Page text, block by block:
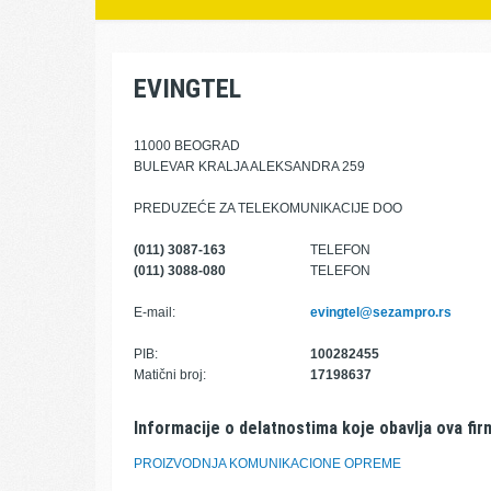
EVINGTEL
11000 BEOGRAD
BULEVAR KRALJA ALEKSANDRA 259
PREDUZEĆE ZA TELEKOMUNIKACIJE DOO
(011) 3087-163
TELEFON
(011) 3088-080
TELEFON
E-mail: evingtel@sezampro.rs
PIB:
100282455
Matični broj:
17198637
Informacije o delatnostima koje obavlja ova
PROIZVODNJA KOMUNIKACIONE OPREME